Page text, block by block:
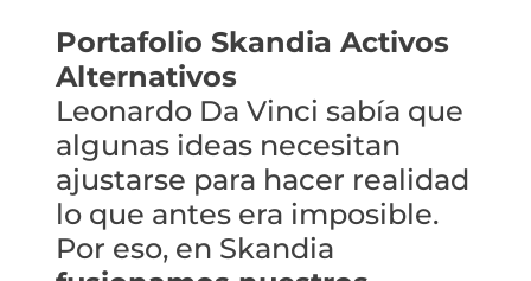
Portafolio Skandia Activos
Alternativos
Leonardo Da Vinci sabía que
algunas ideas necesitan
ajustarse para hacer realidad
lo que antes era imposible.
Por eso, en Skandia